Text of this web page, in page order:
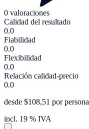
0 valoraciones
Calidad del resultado
0.0
Fiabilidad
0.0
Flexibilidad
0.0
Relación calidad-precio
0.0
desde $108,51 por persona
incl. 19 % IVA